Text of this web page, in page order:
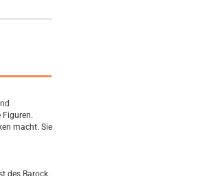
Figuren.
macht. Sie
des Barock.